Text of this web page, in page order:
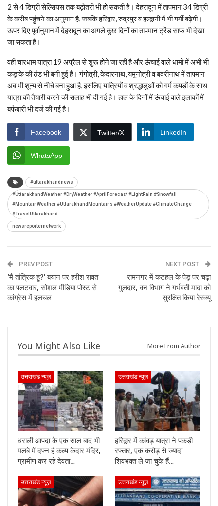
2 से 4 डिग्री सेल्सियस तक बढ़ोतरी भी हो सकती है। देहरादून में तापमान 34 डिग्री
के करीब पहुंचने का अनुमान है, जबकि हरिद्वार, रुद्रपुर व हल्द्वानी में भी गर्मी बढ़ेगी।
ऊपर दिए पूर्वानुमान में देहरादून का अगले कुछ दिनों का तापमान ट्रेंड साफ भी देखा
जा सकता है।
वहीं चारधाम यात्रा 19 अप्रैल से शुरू होने जा रही है और ऊंचाई वाले धामों में अभी भी
कड़ाके की ठंड भी बनी हुई है। गंगोत्री, केदारनाथ, यमुनोत्री व बदरीनाथ में तापमान
अब भी शून्य से नीचे बना हुआ है, इसलिए यात्रियों व श्रद्धालुओं को गर्म कपड़ों के साथ
यात्रा की तैयारी करने की सलाह भी दी गई है। हाल के दिनों में ऊंचाई वाले इलाकों में
बर्फबारी भी दर्ज की गई है।
Facebook Twitter/X LinkedIn
WhatsApp
#uttarakhandnews
#UttarakhandWeather #DryWeather #AprilForecast #LightRain #Snowfall
#MountainWeather #UttarakhandMountains #WeatherUpdate #ClimateChange
#TravelUttarakhand
newsreporternetwork
PREV POST
‘मैं तांत्रिक हूं?’ बयान पर हरीश रावत
का पलटवार, सोशल मीडिया पोस्ट से
कांग्रेस में हलचल
NEXT POST
रामनगर में कटहल के पेड़ पर चढ़ा
गुलदार, वन विभाग ने गर्भवती मादा को
सुरक्षित किया रेस्क्यू
You Might Also Like More From Author
उत्तराखंड न्यूज़
धराली आपदा के एक साल बाद भी
मलबे में दफ्न है कल्प केदार मंदिर,
ग्रामीण कर रहे देवता…
उत्तराखंड न्यूज़
हरिद्वार में कांवड़ यात्रा ने पकड़ी
रफ्तार, एक करोड़ से ज्यादा
शिवभक्त ले जा चुके हैं…
उत्तराखंड न्यूज़ उत्तराखंड न्यूज़